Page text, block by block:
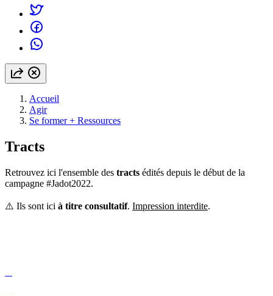
Accueil
Agir
Se former + Ressources
Tracts
Retrouvez ici l'ensemble des tracts édités depuis le début de la
campagne #Jadot2022.
⚠️ Ils sont ici à titre consultatif. Impression interdite.